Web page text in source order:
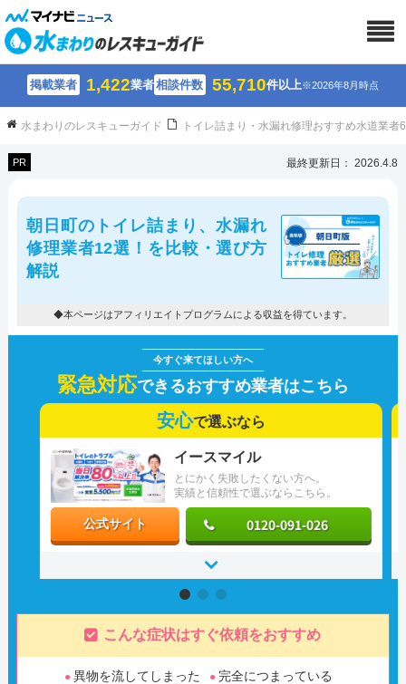
掲載業者 1,422業者相談件数 55,710件以上※2026年8月時点
水まわりのレスキューガイド トイレ詰まり・水漏れ修理おすすめ水道業
PR 最終更新日： 2026.4.8
朝日町のトイレ詰まり、水漏れ
修理業者12選！を比較・選び方
解説
◆本ページはアフィリエイトプログラムによる収益を得ています。
緊急対応できるおすすめ業者はこちら
安心で選ぶなら
とにかく失敗したくない方へ。
実績と信頼性で選ぶならこちら。
イースマイル
公式サイト 0120-091-026
こんな症状はすぐ依頼をおすすめ
異物を流してしまった
完全につまっている